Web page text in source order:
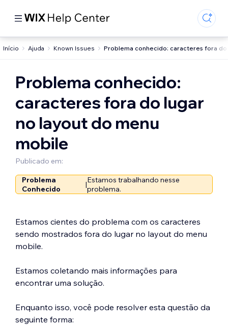
Início Ajuda Known Issues Problema conhecido: caracteres fora
Problema conhecido:
caracteres fora do lugar
no layout do menu
mobile
Publicado em:
Problema
Conhecido
|Estamos trabalhando nesse
problema.
Estamos cientes do problema com os caracteres
sendo mostrados fora do lugar no layout do menu
mobile.
Estamos coletando mais informações para
encontrar uma solução.
Enquanto isso, você pode resolver esta questão da
seguinte forma: